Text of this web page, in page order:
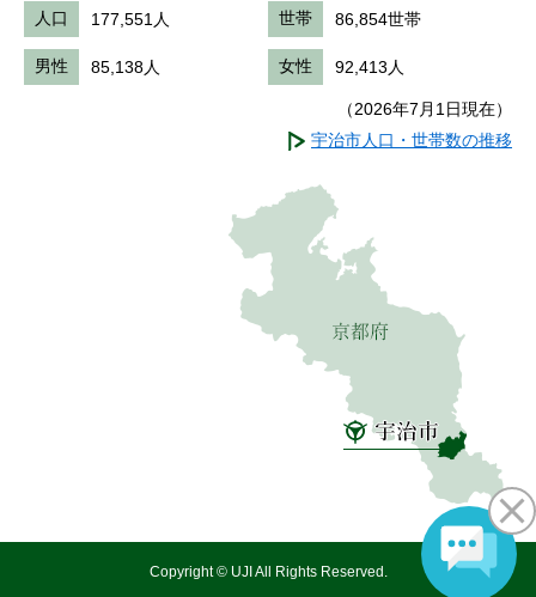
人口 177,551人 世帯 86,854世帯
男性 85,138人 女性 92,413人
（2026年7月1日現在）
宇治市人口・世帯数の推移
Copyright © UJI All Rights Reserved.